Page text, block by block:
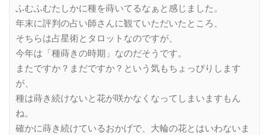
ふむふむたしかに種を蒔いてるなぁと感じました。
年末に評判の占い師さんに観ていただいたところ、
そちらは占星術とタロットなのですが、
今年は「種蒔きの時期」なのだそうです。
またですか？まだですか？という気もちょっぴりします
が、
種は蒔き続けないと花が咲かなくなってしまいますもん
ね。
確かに蒔き続けているおかげで、大輪の花とはいわないま